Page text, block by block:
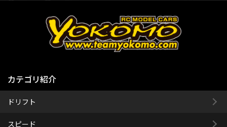
カテゴリ紹介
ドリフト
スピード